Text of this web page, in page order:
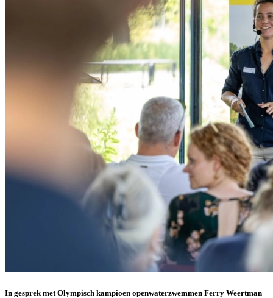
In gesprek met Olympisch kampioen openwaterzwemmen Ferry Weertman